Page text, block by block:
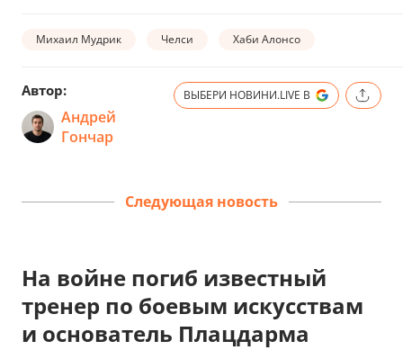
Михаил Мудрик Челси Хаби Алонсо
Автор:
Андрей
Гончар
ВЫБЕРИ НОВИНИ.LIVE В
Следующая новость
На войне погиб известный
тренер по боевым искусствам
и основатель Плацдарма